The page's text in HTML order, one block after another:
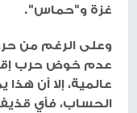
غزة و"حماس".
وعلى الرغم من
عدم خوض حرب
عالمية، إلا أن
الحساب، فأي